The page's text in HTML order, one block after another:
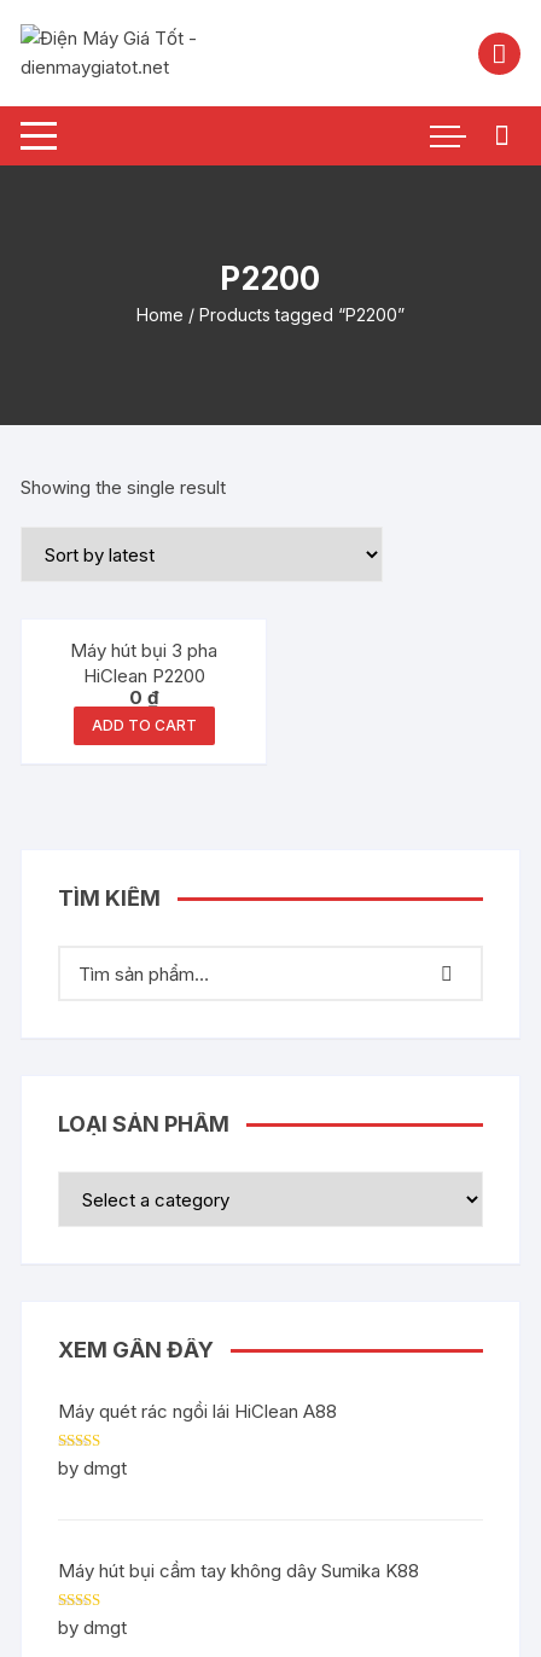
nội
P2200
Home / Products tagged “P2200”
Showing the single result
Máy hút bụi 3 pha
HiClean P2200
0₫
ADD TO CART
TÌM KIẾM
LOẠI SẢN PHẨM
XEM GẦN ĐÂY
Máy quét rác ngồi lái HiClean A88
Rated5out
of 5
by dmgt
Máy hút bụi cầm tay không dây Sumika K88
Rated5out
of 5
by dmgt